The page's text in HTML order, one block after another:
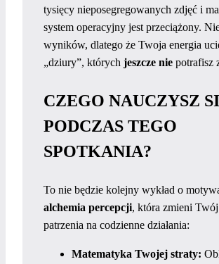
tysięcy nieposegregowanych zdjęć i
system operacyjny jest przeciążony.
wyników, dlatego że Twoja energia
„dziury”, których jeszcze nie potrafisz
CZEGO NAUCZYSZ
PODCZAS TEGO
SPOTKANIA?
To nie będzie kolejny wykład o
alchemia percepcji, która zmieni
patrzenia na codzienne działania:
Matematyka Twojej straty: